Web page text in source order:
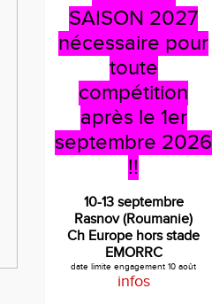
SAISON 2027
nécessaire pour
toute
compétition
après le 1er
septembre 2026
!!
10-13 septembre
Rasnov (Roumanie)
Ch Europe hors stade
EMORRC
date limite engagement 10 août
infos